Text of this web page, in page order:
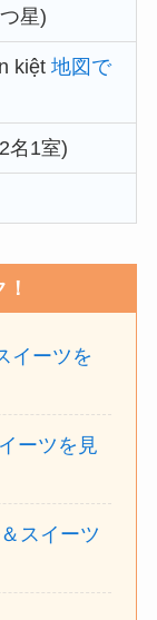
星)
kiệt地図で
名1室)
イーツを
ーツを見
スイーツ